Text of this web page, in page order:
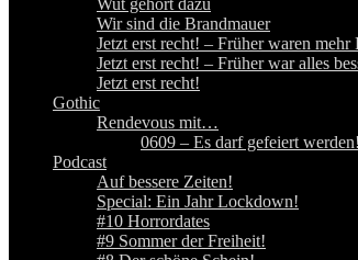
Wut gehört dazu
Wir sind die Brandmauer
Jetzt erst recht! – Früher waren mehr
Jetzt erst recht! – Früher war alles
Jetzt erst recht!
Gothic
Rendevous mit…
0609 – Es darf gefeiert werden!
Podcast
Auf bessere Zeiten!
Special: Ein Jahr Lockdown!
#10 Horrordates
#9 Sommer der Freiheit!